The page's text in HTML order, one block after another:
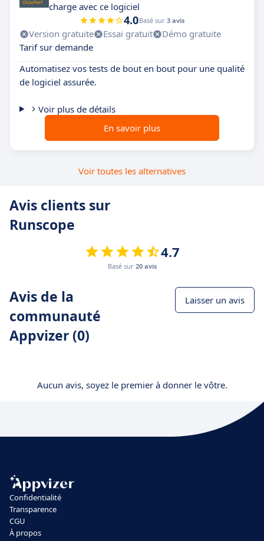
charge avec ce logiciel
4.0Basé sur 3 avis
Version gratuite Essai gratuit
Démo gratuite
Tarif sur demande
Automatisez vos tests de bout en bout pour une qualité
de logiciel assurée.
Voir plus de détails
En savoir plus
Voir toutes les alternatives
Avis clients sur
Runscope
4.7
Basé sur 20 avis
Avis de la
communauté
Appvizer (0)
Laisser un avis
Aucun avis, soyez le premier à donner le vôtre.
Confidentialité
Transparence
CGU
À propos